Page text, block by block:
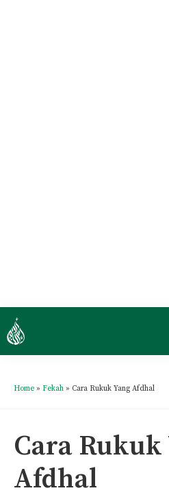
Home » Fekah » Cara Rukuk Yang Afdhal
Cara Rukuk
Afdhal